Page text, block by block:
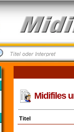
Midifiles
Titel